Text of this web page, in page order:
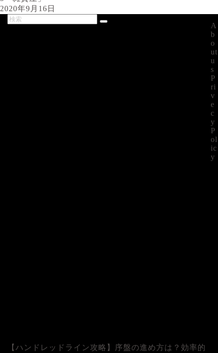
2020年9月16日
【ハンドレッドライン攻略】序盤の進め方は？効率的
A
b
o
ut
u
s
P
ri
v
e
c
y
P
ol
ic
y